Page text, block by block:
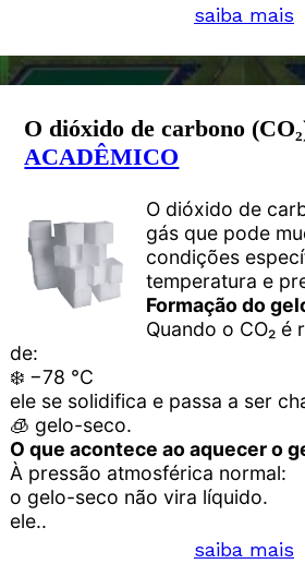
saiba mais
O dióxido de carbono
ACADÊMICO
O dióxido de
gás que pode
condições
temperatura e
Formação do
Quando o CO₂ é
de:
❄️ −78 °C
ele se solidifica e passa a ser
🧊 gelo-seco.
O que acontece ao aquecer o
À pressão atmosférica normal:
o gelo-seco não vira líquido.
ele..
saiba mais